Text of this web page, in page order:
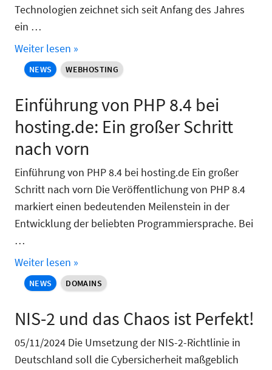
Technologien zeichnet sich seit Anfang des Jahres
ein …
Weiter lesen »
NEWS WEBHOSTING
Einführung von PHP 8.4 bei
hosting.de: Ein großer Schritt
nach vorn
Einführung von PHP 8.4 bei hosting.de Ein großer
Schritt nach vorn Die Veröffentlichung von PHP 8.4
markiert einen bedeutenden Meilenstein in der
Entwicklung der beliebten Programmiersprache. Bei
…
Weiter lesen »
NEWS DOMAINS
NIS-2 und das Chaos ist Perfekt!
05/11/2024 Die Umsetzung der NIS-2-Richtlinie in
Deutschland soll die Cybersicherheit maßgeblich